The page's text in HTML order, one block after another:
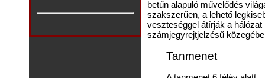
betűn alapuló művelődés
szakszerűen, a lehető
veszteséggel átírják a hálózat
számjegyrejtjelzésű
Tanmenet